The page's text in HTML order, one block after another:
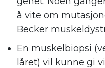
å vite om
Becker
En muskelbiopsi
låret) vil kunne gi